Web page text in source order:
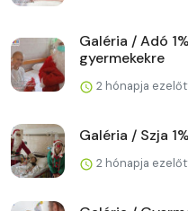
Galéria / Adó
gyermekekre
2 hónapja
Galéria / Szja
2 hónapja